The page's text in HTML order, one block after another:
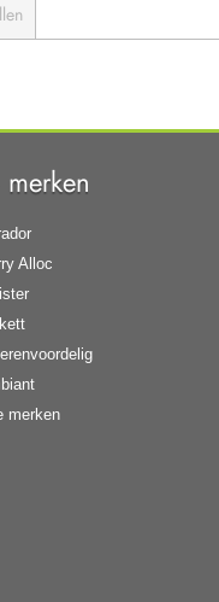
merken
Alloc
merken